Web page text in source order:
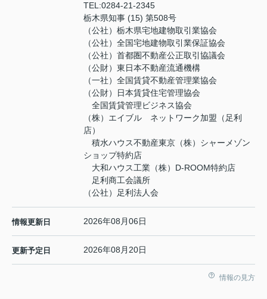
TEL:0284-21-2345
栃木県知事 (15) 第508号
（公社）栃木県宅地建物取引業協会
（公社）全国宅地建物取引業保証協会
（公社）首都圏不動産公正取引協議会
（公財）東日本不動産流通機構
（一社）全国賃貸不動産管理業協会
（公財）日本賃貸住宅管理協会
全国賃貸管理ビジネス協会
（株）エイブル ネットワーク加盟（足利
店）
積水ハウス不動産東京（株）シャーメゾン
ショップ特約店
大和ハウス工業（株）D-ROOM特約店
足利商工会議所
（公社）足利法人会
情報更新日 2026年08月06日
更新予定日 2026年08月20日
情報の見方